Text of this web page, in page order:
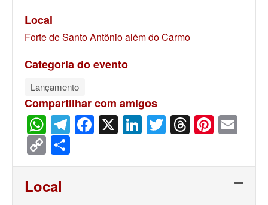
Local
Forte de Santo Antônio além do Carmo
Categoria do evento
Lançamento
Compartilhar com amigos
WhatsApp
Telegram
Facebook
X LinkedIn
Twitter
Threads
Copy
Link
Local